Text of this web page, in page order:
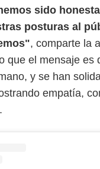
sido
posturas al
, comparte la
que el mensaje es
y se han
empatía,